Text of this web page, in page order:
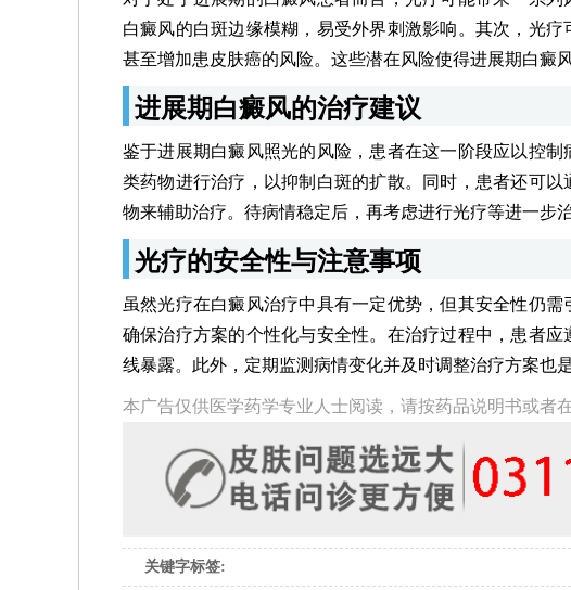
白癜风的白斑边缘模糊，易受外界刺激影响。其次，光
甚至增加患皮肤癌的风险。这些潜在风险使得进展期白癜
进展期白癜风的治疗建议
鉴于进展期白癜风照光的风险，患者在这一阶段应以控
类药物进行治疗，以抑制白斑的扩散。同时，患者还可
物来辅助治疗。待病情稳定后，再考虑进行光疗等进一步治
光疗的安全性与注意事项
虽然光疗在白癜风治疗中具有一定优势，但其安全性仍
确保治疗方案的个性化与安全性。在治疗过程中，患者
线暴露。此外，定期监测病情变化并及时调整治疗方案也
本广告仅供医学药学专业人士阅读，请按药品说明书或者
关键字标签: